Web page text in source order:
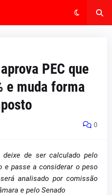
PEC que
e muda forma
0
deixe de ser calculado pelo
e passe a considerar o peso
analisado por comissão
e pelo Senado